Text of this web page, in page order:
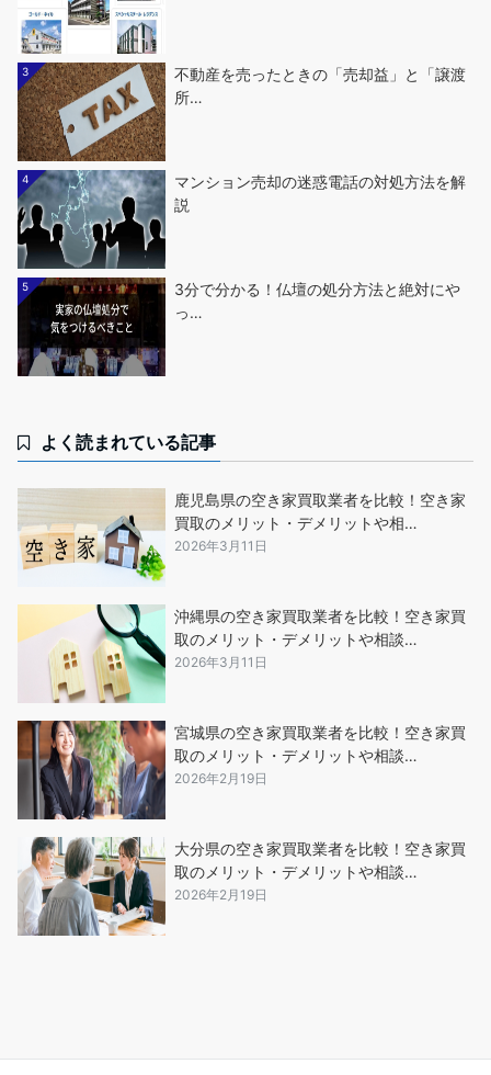
3
不動産を売ったときの「売却益」と「譲渡
所…
4
マンション売却の迷惑電話の対処方法を解
説
5
3分で分かる！仏壇の処分方法と絶対にや
っ…
よく読まれている記事
鹿児島県の空き家買取業者を比較！空き家
買取のメリット・デメリットや相…
2026年3月11日
沖縄県の空き家買取業者を比較！空き家買
取のメリット・デメリットや相談…
2026年3月11日
宮城県の空き家買取業者を比較！空き家買
取のメリット・デメリットや相談…
2026年2月19日
大分県の空き家買取業者を比較！空き家買
取のメリット・デメリットや相談…
2026年2月19日